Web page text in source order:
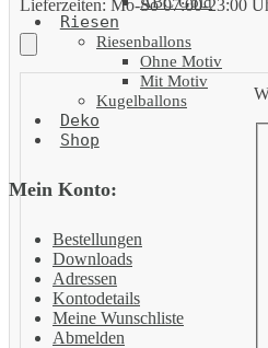
Riesen
Riesenballons
Ohne Motiv
Mit Motiv
Kugelballons
Deko
Shop
Mein Konto:
Bestellungen
Downloads
Adressen
Kontodetails
Meine Wunschliste
Abmelden
Lieferzeiten: Mo-So 07:00-23:00